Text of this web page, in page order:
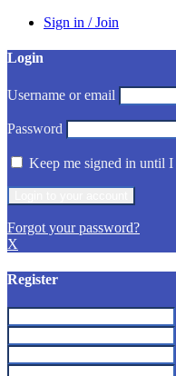
Sign in / Join
Login
Username or email
Password
Keep me signed in until
Forgot your password?
X
Register